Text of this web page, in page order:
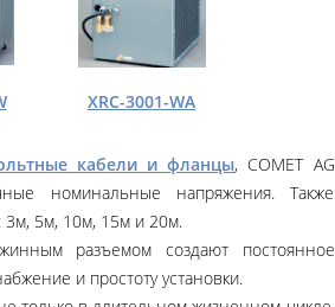
XRC-3001-WA
кабели и фланцы, COMET AG
номинальные напряжения. Также
5м, 10м, 15м и 20м.
разъемом создают постоянное
и простоту установки.